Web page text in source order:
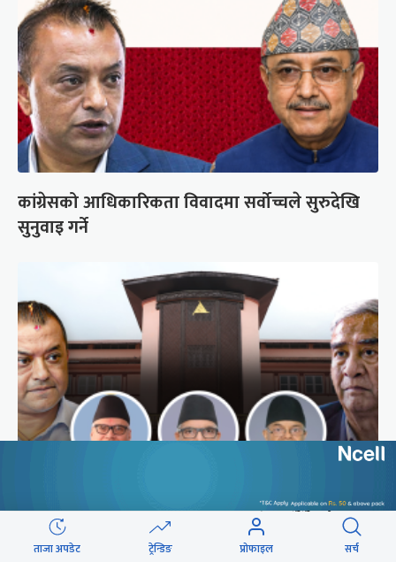
कांग्रेसको आधिकारिकता विवादमा सर्वोच्चले सुरुदेखि
सुनुवाइ गर्ने
अब सर्वोच्चले कसरी गर्छ कांग्रेस विवादको सुनुवाइ ?
ताजा अपडेट ट्रेन्डिङ प्रोफाइल सर्च